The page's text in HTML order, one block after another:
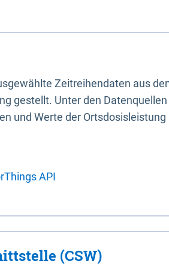
Zeitreihendaten aus
gestellt. Unter den Datenquellen
und Werte der Ortsdosisleistung
API
(CSW)